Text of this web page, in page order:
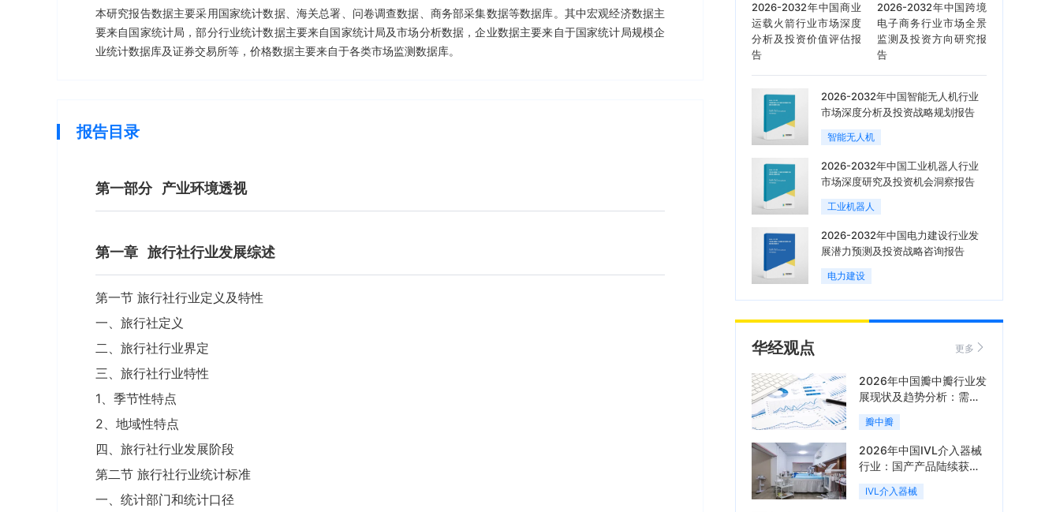
本研究报告数据主要采用国家统计数据、海关总署、问卷调查数据、商务部采集数据等数据库。其中宏观经济数据主
要来自国家统计局，部分行业统计数据主要来自国家统计局及市场分析数据，企业数据主要来自于国家统计局规模企
业统计数据库及证券交易所等，价格数据主要来自于各类市场监测数据库。
报告目录
第一部分 产业环境透视
第一章 旅行社行业发展综述
第一节 旅行社行业定义及特性
一、旅行社定义
二、旅行社行业界定
三、旅行社行业特性
1、季节性特点
2、地域性特点
四、旅行社行业发展阶段
第二节 旅行社行业统计标准
一、统计部门和统计口径
2026-2032年中国商业
运载火箭行业市场深度
分析及投资价值评估报
告
2026-2032年中国跨境
电子商务行业市场全景
监测及投资方向研究报
告
2026-2032年中国智能无人机行业
市场深度分析及投资战略规划报告
智能无人机
2026-2032年中国工业机器人行业
市场深度研究及投资机会洞察报告
工业机器人
2026-2032年中国电力建设行业发
展潜力预测及投资战略咨询报告
电力建设
华经观点 更多
2026年中国瓣中瓣行业发
展现状及趋势分析：需求
可持续释放，市场发展前
景良好「图」
瓣中瓣
2026年中国IVL介入器械
行业：国产产品陆续获
批，市场将进入持续高增
长阶段「图」
IVL介入器械